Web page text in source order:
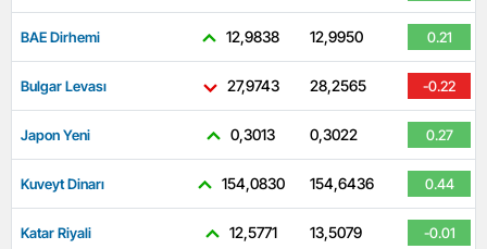
BAE Dirhemi 12,9838 12,9950 0.21
Bulgar Levası 27,9743 28,2565 -0.22
Japon Yeni 0,3013 0,3022 0.27
Kuveyt Dinarı 154,0830 154,6436 0.44
Katar Riyali 12,5771 13,5079 -0.01